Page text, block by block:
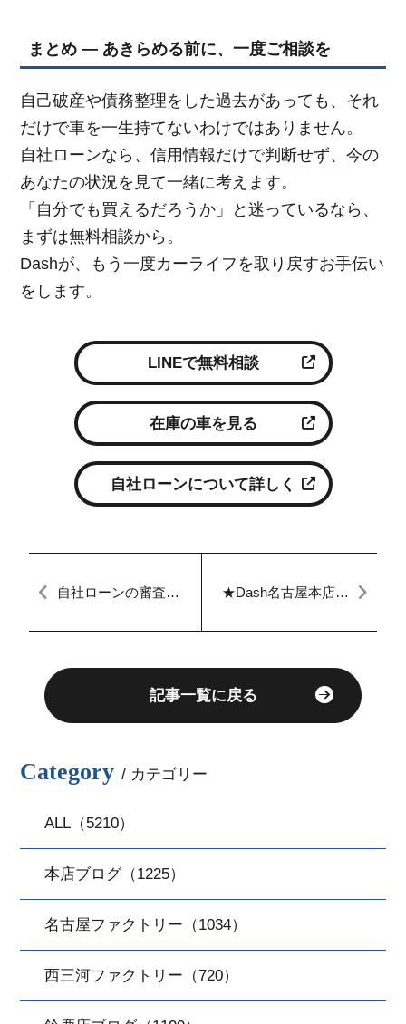
まとめ ― あきらめる前に、一度ご相談を
自己破産や債務整理をした過去があっても、それ
だけで車を一生持てないわけではありません。
自社ローンなら、信用情報だけで判断せず、今の
あなたの状況を見て一緒に考えます。
「自分でも買えるだろうか」と迷っているなら、
まずは無料相談から。
Dashが、もう一度カーライフを取り戻すお手伝い
をします。
LINEで無料相談
在庫の車を見る
自社ローンについて詳しく
自社ローンの審査に
ことを解説
★Dash名古屋本店★
記事一覧に戻る
Category / カテゴリー
ALL（5210）
本店ブログ（1225）
名古屋ファクトリー（1034）
西三河ファクトリー（720）